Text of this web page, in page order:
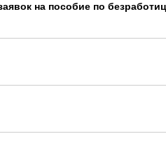
на пособие по